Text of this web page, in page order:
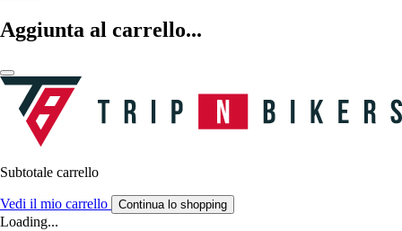
Aggiunta al carrello...
Subtotale carrello
Vedi il mio carrello Continua lo shopping
Loading...